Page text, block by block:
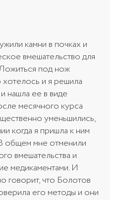
камни в почках и
вмешательство для
под нож
и я решила
нашла ее в виде
месячного курса
уменьшились,
когда я пришла к ним
общем мне отменили
вмешательства и
медикаментами. И
говорит, что Болотов
его методы и они